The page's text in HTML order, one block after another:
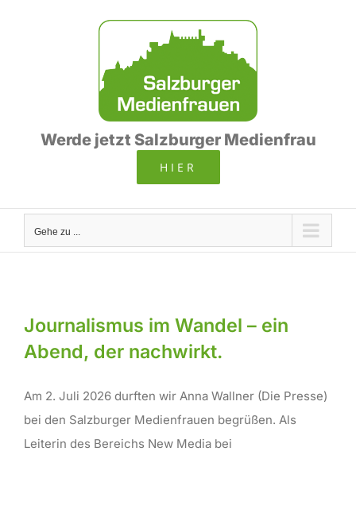
Werde jetzt Salzburger Medienfrau
HIER
Gehe zu ...
Journalismus im Wandel – ein
Abend, der nachwirkt.
Am 2. Juli 2026 durften wir Anna Wallner (Die Presse)
bei den Salzburger Medienfrauen begrüßen. Als
Leiterin des Bereichs New Media bei